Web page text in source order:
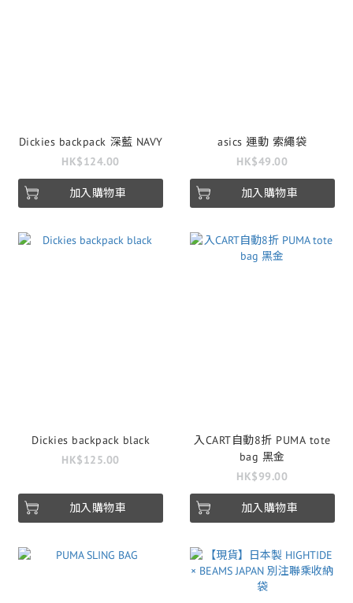
Dickies backpack 深藍 NAVY
HK$124.00
加入購物車
asics 運動 索繩袋
HK$49.00
加入購物車
Dickies backpack black
HK$125.00
加入購物車
入CART自動8折 PUMA tote
bag 黑金
HK$99.00
加入購物車